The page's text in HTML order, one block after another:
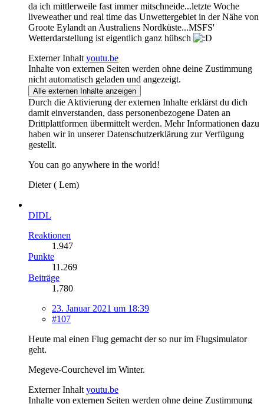
da ich mittlerweile fast immer mitschneide...letzte Woche
liveweather und real time das Unwettergebiet in der Nähe von
Groote Eylandt an Australiens Nordküste...MSFS'
Wetterdarstellung ist eigentlich ganz hübsch
Externer Inhalt youtu.be
Inhalte von externen Seiten werden ohne deine Zustimmung
nicht automatisch geladen und angezeigt.
Alle externen Inhalte anzeigen
Durch die Aktivierung der externen Inhalte erklärst du dich
damit einverstanden, dass personenbezogene Daten an
Drittplattformen übermittelt werden. Mehr Informationen dazu
haben wir in unserer Datenschutzerklärung zur Verfügung
gestellt.
You can go anywhere in the world!
Dieter ( Lem)
DIDL
Reaktionen
1.947
Punkte
11.269
Beiträge
1.780
23. Januar 2021 um 18:39
#107
Heute mal einen Flug gemacht der so nur im Flugsimulator
geht.
Megeve-Courchevel im Winter.
Externer Inhalt youtu.be
Inhalte von externen Seiten werden ohne deine Zustimmung